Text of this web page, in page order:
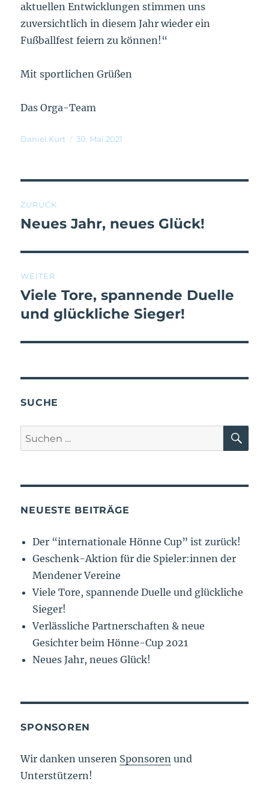
aktuellen Entwicklungen stimmen uns
zuversichtlich in diesem Jahr wieder ein
Fußballfest feiern zu können!“
Mit sportlichen Grüßen
Das Orga-Team
Daniel Kurt 30. Mai 2021
ZURÜCK
Neues Jahr, neues Glück!
WEITER
Viele Tore, spannende Duelle
und glückliche Sieger!
SUCHE
NEUESTE BEITRÄGE
Der “internationale Hönne Cup” ist zurück!
Geschenk-Aktion für die Spieler:innen der
Mendener Vereine
Viele Tore, spannende Duelle und glückliche
Sieger!
Verlässliche Partnerschaften & neue
Gesichter beim Hönne-Cup 2021
Neues Jahr, neues Glück!
SPONSOREN
Wir danken unseren Sponsoren und
Unterstützern!